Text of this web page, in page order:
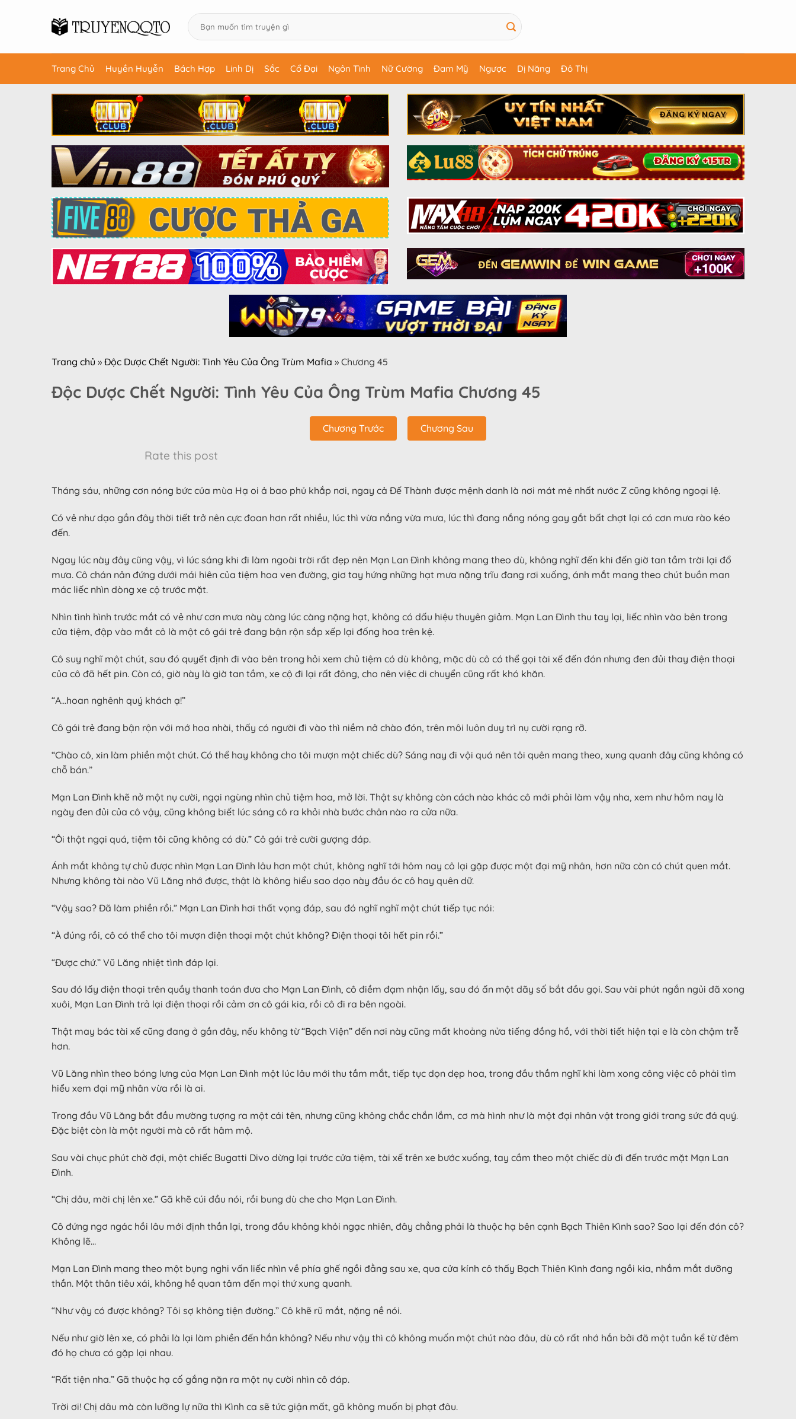
Trang Chủ Huyền Huyễn Bách Hợp Linh Dị Sắc Cổ Đại Ngôn Tình Nữ Cường Đam Mỹ Ngược Dị Năng Đô Thị
Trang chủ » Độc Dược Chết Người: Tình Yêu Của Ông Trùm Mafia » Chương 45
Độc Dược Chết Người: Tình Yêu Của Ông Trùm Mafia Chương 45
Chương Trước Chương Sau
Rate this post
Tháng sáu, những cơn nóng bức của mùa Hạ oi ả bao phủ khắp nơi, ngay cả Đế Thành được mệnh danh là nơi mát mẻ nhất nước Z cũng không ngoại lệ.
Có vẻ như dạo gần đây thời tiết trở nên cực đoan hơn rất nhiều, lúc thì vừa nắng vừa mưa, lúc thì đang nắng nóng gay gắt bất chợt lại có cơn mưa rào kéo
đến.
Ngay lúc này đây cũng vậy, vì lúc sáng khi đi làm ngoài trời rất đẹp nên Mạn Lan Đình không mang theo dù, không nghĩ đến khi đến giờ tan tầm trời lại đổ
mưa. Cô chán nản đứng dưới mái hiên của tiệm hoa ven đường, giơ tay hứng những hạt mưa nặng trĩu đang rơi xuống, ánh mắt mang theo chút buồn man
mác liếc nhìn dòng xe cộ trước mặt.
Nhìn tình hình trước mắt có vẻ như cơn mưa này càng lúc càng nặng hạt, không có dấu hiệu thuyên giảm. Mạn Lan Đình thu tay lại, liếc nhìn vào bên trong
cửa tiệm, đập vào mắt cô là một cô gái trẻ đang bận rộn sắp xếp lại đống hoa trên kệ.
Cô suy nghĩ một chút, sau đó quyết định đi vào bên trong hỏi xem chủ tiệm có dù không, mặc dù cô có thể gọi tài xế đến đón nhưng đen đủi thay điện thoại
của cô đã hết pin. Còn có, giờ này là giờ tan tầm, xe cộ đi lại rất đông, cho nên việc di chuyển cũng rất khó khăn.
“A…hoan nghênh quý khách ạ!”
Cô gái trẻ đang bận rộn với mớ hoa nhài, thấy có người đi vào thì niềm nở chào đón, trên môi luôn duy trì nụ cười rạng rỡ.
“Chào cô, xin làm phiền một chút. Có thể hay không cho tôi mượn một chiếc dù? Sáng nay đi vội quá nên tôi quên mang theo, xung quanh đây cũng không có
chỗ bán.”
Mạn Lan Đình khẽ nở một nụ cười, ngại ngùng nhìn chủ tiệm hoa, mở lời. Thật sự không còn cách nào khác cô mới phải làm vậy nha, xem như hôm nay là
ngày đen đủi của cô vậy, cũng không biết lúc sáng cô ra khỏi nhà bước chân nào ra cửa nữa.
“Ôi thật ngại quá, tiệm tôi cũng không có dù.” Cô gái trẻ cười gượng đáp.
Ánh mắt không tự chủ được nhìn Mạn Lan Đình lâu hơn một chút, không nghĩ tới hôm nay cô lại gặp được một đại mỹ nhân, hơn nữa còn có chút quen mắt.
Nhưng không tài nào Vũ Lăng nhớ được, thật là không hiểu sao dạo này đầu óc cô hay quên dữ.
“Vậy sao? Đã làm phiền rồi.” Mạn Lan Đình hơi thất vọng đáp, sau đó nghĩ nghĩ một chút tiếp tục nói:
“À đúng rồi, cô có thể cho tôi mượn điện thoại một chút không? Điện thoại tôi hết pin rồi.”
“Được chứ.” Vũ Lăng nhiệt tình đáp lại.
Sau đó lấy điện thoại trên quầy thanh toán đưa cho Mạn Lan Đình, cô điềm đạm nhận lấy, sau đó ấn một dãy số bắt đầu gọi. Sau vài phút ngắn ngủi đã xong
xuôi, Mạn Lan Đình trả lại điện thoại rồi cảm ơn cô gái kia, rồi cô đi ra bên ngoài.
Thật may bác tài xế cũng đang ở gần đây, nếu không từ “Bạch Viện” đến nơi này cũng mất khoảng nửa tiếng đồng hồ, với thời tiết hiện tại e là còn chậm trễ
hơn.
Vũ Lăng nhìn theo bóng lưng của Mạn Lan Đình một lúc lâu mới thu tầm mắt, tiếp tục dọn dẹp hoa, trong đầu thầm nghĩ khi làm xong công việc cô phải tìm
hiểu xem đại mỹ nhân vừa rồi là ai.
Trong đầu Vũ Lăng bắt đầu mường tượng ra một cái tên, nhưng cũng không chắc chắn lắm, cơ mà hình như là một đại nhân vật trong giới trang sức đá quý.
Đặc biệt còn là một người mà cô rất hâm mộ.
Sau vài chục phút chờ đợi, một chiếc Bugatti Divo dừng lại trước cửa tiệm, tài xế trên xe bước xuống, tay cầm theo một chiếc dù đi đến trước mặt Mạn Lan
Đình.
“Chị dâu, mời chị lên xe.” Gã khẽ cúi đầu nói, rồi bung dù che cho Mạn Lan Đình.
Cô đứng ngơ ngác hồi lâu mới định thần lại, trong đầu không khỏi ngạc nhiên, đây chẳng phải là thuộc hạ bên cạnh Bạch Thiên Kình sao? Sao lại đến đón cô?
Không lẽ…
Mạn Lan Đình mang theo một bụng nghi vấn liếc nhìn về phía ghế ngồi đằng sau xe, qua cửa kính cô thấy Bạch Thiên Kình đang ngồi kia, nhắm mắt dưỡng
thần. Một thân tiêu xái, không hề quan tâm đến mọi thứ xung quanh.
“Như vậy có được không? Tôi sợ không tiện đường.” Cô khẽ rũ mắt, nặng nề nói.
Nếu như giờ lên xe, có phải là lại làm phiền đến hắn không? Nếu như vậy thì cô không muốn một chút nào đâu, dù cô rất nhớ hắn bởi đã một tuần kể từ đêm
đó họ chưa có gặp lại nhau.
“Rất tiện nha.” Gã thuộc hạ cố gắng nặn ra một nụ cười nhìn cô đáp.
Trời ơi! Chị dâu mà còn lưỡng lự nữa thì Kình ca sẽ tức giận mất, gã không muốn bị phạt đâu.